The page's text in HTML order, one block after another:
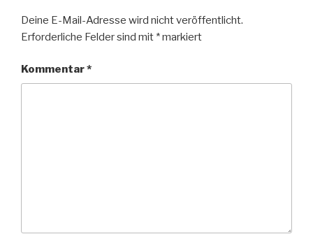
Deine E-Mail-Adresse wird nicht veröffentlicht.
Erforderliche Felder sind mit *markiert
Kommentar*